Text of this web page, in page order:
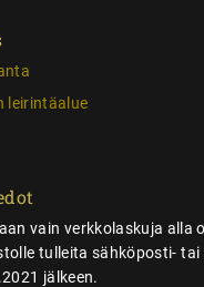
leirintäalue
vain verkkolaskuja alla
tulleita sähköposti- tai
jälkeen.